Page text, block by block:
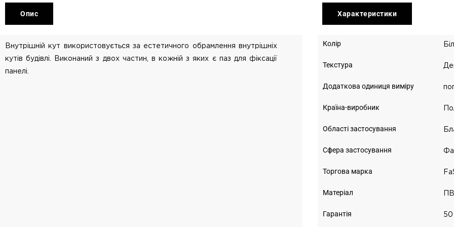
Опис Характеристики
Внутрішній кут використовується за естетичного обрамлення внутрішніх
кутів будівлі. Виконаний з двох частин, в кожній з яких є паз для фіксації
панелі.
Колір
Текстура
Додаткова одиниця виміру
Країна-виробник
Області застосування
Сфера застосування
Торгова марка
Матеріал
Гарантія 50